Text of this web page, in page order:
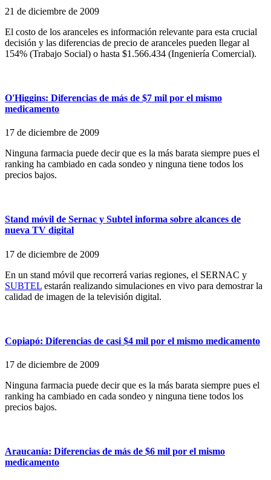
21 de diciembre de 2009
El costo de los aranceles es información relevante para esta crucial
decisión y las diferencias de precio de aranceles pueden llegar al
154% (Trabajo Social) o hasta $1.566.434 (Ingeniería Comercial).
O'Higgins: Diferencias de más de $7 mil por el mismo
medicamento
17 de diciembre de 2009
Ninguna farmacia puede decir que es la más barata siempre pues el
ranking ha cambiado en cada sondeo y ninguna tiene todos los
precios bajos.
Stand móvil de Sernac y Subtel informa sobre alcances de
nueva TV digital
17 de diciembre de 2009
En un stand móvil que recorrerá varias regiones, el SERNAC y
SUBTEL estarán realizando simulaciones en vivo para demostrar la
calidad de imagen de la televisión digital.
Copiapó: Diferencias de casi $4 mil por el mismo medicamento
17 de diciembre de 2009
Ninguna farmacia puede decir que es la más barata siempre pues el
ranking ha cambiado en cada sondeo y ninguna tiene todos los
precios bajos.
Araucanía: Diferencias de más de $6 mil por el mismo
medicamento